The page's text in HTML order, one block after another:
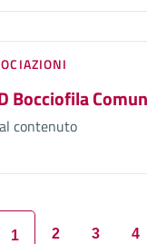
Bocciofila
contenuto
1 2 3 4